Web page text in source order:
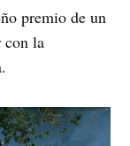
premio de un
con la